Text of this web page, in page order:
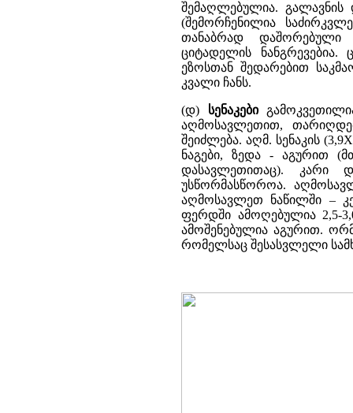
შემაღლებულია.
(შემორჩენილია
თანაბრად დაშორებული
ციტადელის
ეზოსთან შედარებით
კვალი ჩანს.
(დ) სენაკები
აღმოსავლეთით,
შეიძლება. აღმ. სენაკის
ნაგები, ზედა - აგურით
დასავლეთითაც). კარი
უსწორმასწოროა.
აღმოსავლეთ ნაწილში –
ფერდში ამოღებულია 2,5-
ამოშენებულია აგურით.
რომელსაც შესასვლელი